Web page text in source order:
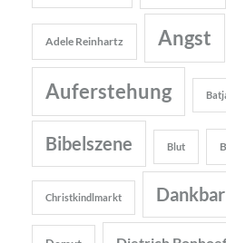
Adele Reinhartz Angst
Auferstehung
Bibelszene Blut
Christkindlmarkt